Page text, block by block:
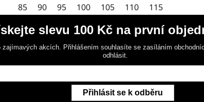
hvězdiček.
85 90 95 100 105 110 115
slevu 100 Kč na první
akcích. Přihlášením souhlasíte se zasíláním
odhlásit.
Přihlásit se k odběru